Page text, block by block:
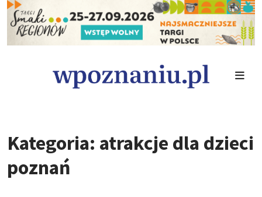
Kategoria: atrakcje dla dzieci
poznań